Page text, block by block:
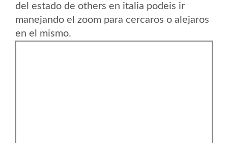
del estado de others en italia podeis ir
manejando el zoom para cercaros o alejaros
en el mismo.